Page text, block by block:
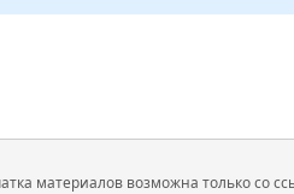
материалов возможна только со